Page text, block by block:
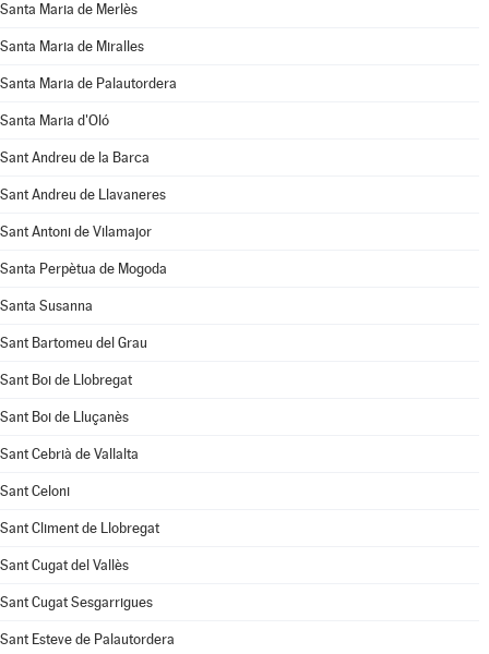
Santa Maria de Merlès
Santa Maria de Miralles
Santa Maria de Palautordera
Santa Maria d'Oló
Sant Andreu de la Barca
Sant Andreu de Llavaneres
Sant Antoni de Vilamajor
Santa Perpètua de Mogoda
Santa Susanna
Sant Bartomeu del Grau
Sant Boi de Llobregat
Sant Boi de Lluçanès
Sant Cebrià de Vallalta
Sant Celoni
Sant Climent de Llobregat
Sant Cugat del Vallès
Sant Cugat Sesgarrigues
Sant Esteve de Palautordera